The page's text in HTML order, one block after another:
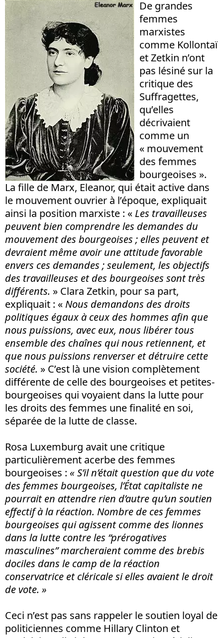
De grandes
femmes
marxistes
comme Kollontaï
et Zetkin n’ont
pas lésiné sur la
critique des
Suffragettes,
qu’elles
décrivaient
comme un
« mouvement
des femmes
bourgeoises ».
La fille de Marx, Eleanor, qui était active dans
le mouvement ouvrier à l’époque, expliquait
ainsi la position marxiste : « Les travailleuses
peuvent bien comprendre les demandes du
mouvement des bourgeoises ; elles peuvent et
devraient même avoir une attitude favorable
envers ces demandes ; seulement, les objectifs
des travailleuses et des bourgeoises sont très
différents. » Clara Zetkin, pour sa part,
expliquait : «Nous demandons des droits
politiques égaux à ceux des hommes afin que
nous puissions, avec eux, nous libérer tous
ensemble des chaînes qui nous retiennent, et
que nous puissions renverser et détruire cette
société. » C’est là une vision complètement
différente de celle des bourgeoises et petites-
bourgeoises qui voyaient dans la lutte pour
les droits des femmes une finalité en soi,
séparée de la lutte de classe.
Rosa Luxemburg avait une critique
particulièrement acerbe des femmes
bourgeoises : « S’il n’était question que du vote
des femmes bourgeoises, l’État capitaliste ne
pourrait en attendre rien d’autre qu’un soutien
effectif à la réaction. Nombre de ces femmes
bourgeoises qui agissent comme des lionnes
dans la lutte contre les “prérogatives
masculines” marcheraient comme des brebis
dociles dans le camp de la réaction
conservatrice et cléricale si elles avaient le droit
de vote. »
Ceci n’est pas sans rappeler le soutien loyal de
politiciennes comme Hillary Clinton et